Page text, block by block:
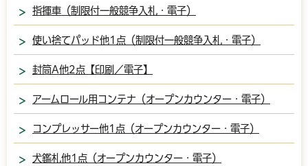
指揮車（制限付一般競争入札・電子）
使い捨てパッド他1点（制限付一般競争入札・電子）
封筒A他2点【印刷／電子】
アームロール用コンテナ（オープンカウンター・電子）
コンプレッサー他1点（オープンカウンター・電子）
犬鑑札他1点（オープンカウンター・電子）